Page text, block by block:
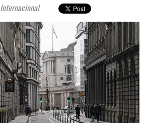
Internacional